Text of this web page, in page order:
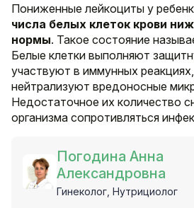
Пониженные лейкоциты у
числа белых клеток крови
нормы. Такое состояние
Белые клетки выполняют
участвуют в иммунных
нейтрализуют вредоносные
Недостаточное их количество
организма сопротивляться
Погодина Анна
Александровна
Гинеколог, Нутрициолог